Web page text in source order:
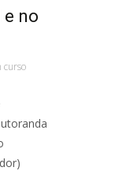
no
curso